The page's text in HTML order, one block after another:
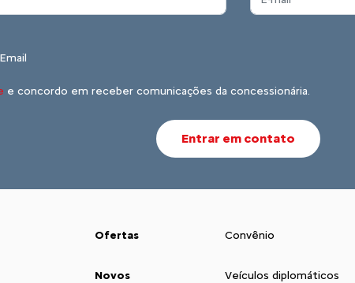
Email
e concordo em receber comunicações da concessionária.
Entrar em contato
Ofertas
Novos
Convênio
Veículos diplomáticos